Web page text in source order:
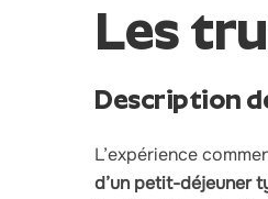
Les
Description
L’expérience
d’un petit-déjeuner